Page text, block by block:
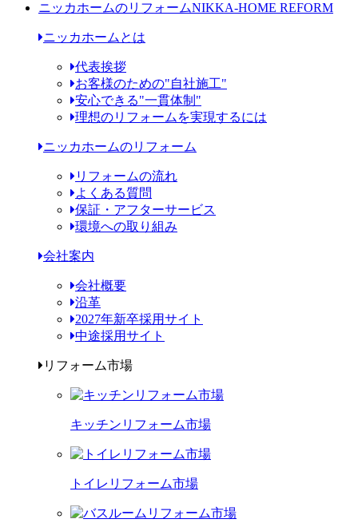
ニッカホームのリフォームNIKKA-HOME REFORM
ニッカホームとは
代表挨拶
お客様のための"自社施工"
安心できる"一貫体制"
理想のリフォームを実現するには
ニッカホームのリフォーム
リフォームの流れ
よくある質問
保証・アフターサービス
環境への取り組み
会社案内
会社概要
沿革
2027年新卒採用サイト
中途採用サイト
リフォーム市場
キッチンリフォーム市場
トイレリフォーム市場